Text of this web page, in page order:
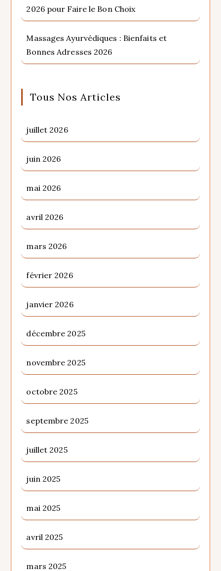
2026 pour Faire le Bon Choix
Massages Ayurvédiques : Bienfaits et
Bonnes Adresses 2026
Tous Nos Articles
juillet 2026
juin 2026
mai 2026
avril 2026
mars 2026
février 2026
janvier 2026
décembre 2025
novembre 2025
octobre 2025
septembre 2025
juillet 2025
juin 2025
mai 2025
avril 2025
mars 2025